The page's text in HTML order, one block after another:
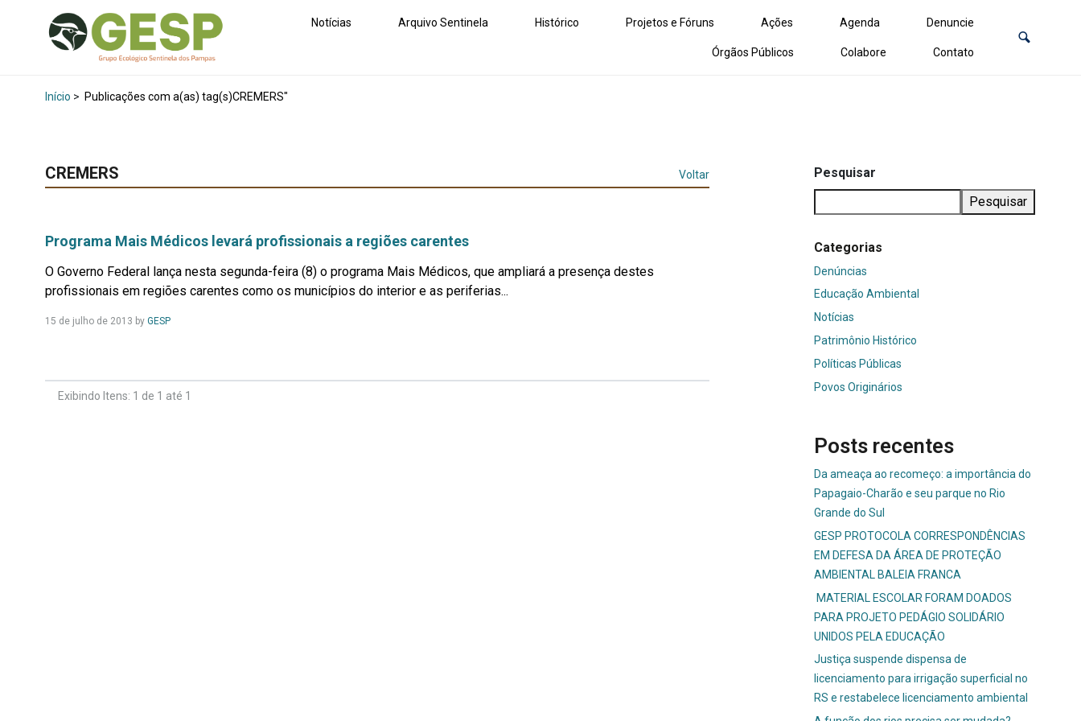
Notícias Arquivo Sentinela Histórico Projetos e Fóruns Ações Agenda Denuncie
Órgãos Públicos Colabore Contato
Início > Publicações com a(as) tag(s)CREMERS"
CREMERS Voltar
Programa Mais Médicos levará profissionais a regiões carentes
O Governo Federal lança nesta segunda-feira (8) o programa Mais Médicos, que ampliará a presença destes
profissionais em regiões carentes como os municípios do interior e as periferias...
15 de julho de 2013 by GESPLeia
Exibindo Itens: 1 de 1 até 1
Pesquisar
Pesquisar
Categorias
Denúncias
Educação Ambiental
Notícias
Patrimônio Histórico
Políticas Públicas
Povos Originários
Posts recentes
Da ameaça ao recomeço: a importância do
Papagaio-Charão e seu parque no Rio
Grande do Sul
GESP PROTOCOLA CORRESPONDÊNCIAS
EM DEFESA DA ÁREA DE PROTEÇÃO
AMBIENTAL BALEIA FRANCA
MATERIAL ESCOLAR FORAM DOADOS
PARA PROJETO PEDÁGIO SOLIDÁRIO
UNIDOS PELA EDUCAÇÃO
Justiça suspende dispensa de
licenciamento para irrigação superficial no
RS e restabelece licenciamento ambiental